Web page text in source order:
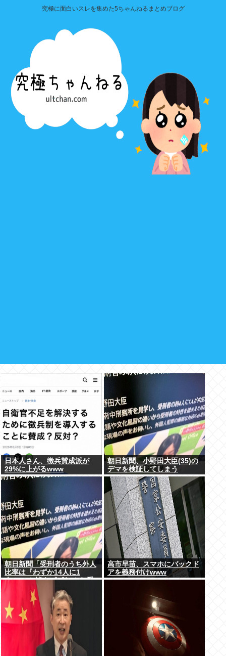
究極に面白いスレを集めた5ちゃんねるまとめブログ
日本人さん、徴兵賛成派が
29%に上がるwww
朝日新聞、小野田大臣(35)の
デマを検証してしまう
朝日新聞「受刑者のうち外人
比率は『わずか14人に1
人』!」と皆をビビらせる 受
刑者の7%が外人…
高市早苗、スマホにバックド
アを義務付けwww